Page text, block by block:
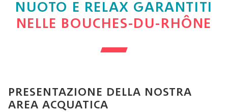
NUOTO E RELAX GARANTITI
NELLE BOUCHES-DU-RHÔNE
PRESENTAZIONE DELLA NOSTRA
AREA ACQUATICA